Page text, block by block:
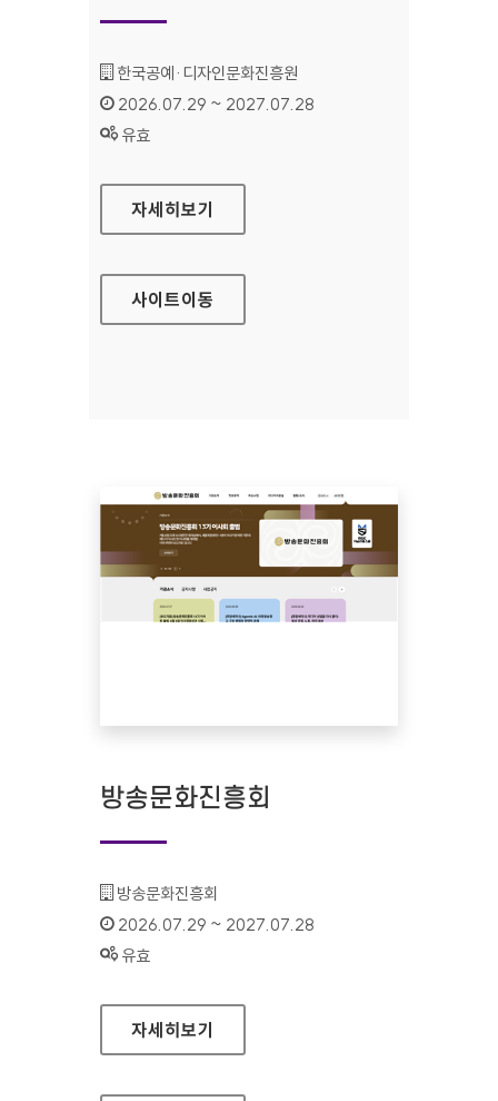
기관명 :
한국공예·디자인문화진흥원
인증기간 :
2026.07.29 ~ 2027.07.28
상태 :
유효
공예포털
자세히보기
사이트이동
방송문화진흥회
기관명 :
방송문화진흥회
인증기간 :
2026.07.29 ~ 2027.07.28
상태 :
유효
방송문화진흥회
자세히보기